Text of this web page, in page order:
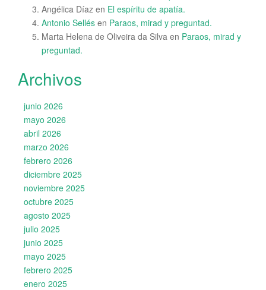
Angélica Díaz en El espíritu de apatía.
Antonio Sellés en Paraos, mirad y preguntad.
Marta Helena de Oliveira da Silva en Paraos, mirad y
preguntad.
Archivos
junio 2026
mayo 2026
abril 2026
marzo 2026
febrero 2026
diciembre 2025
noviembre 2025
octubre 2025
agosto 2025
julio 2025
junio 2025
mayo 2025
febrero 2025
enero 2025